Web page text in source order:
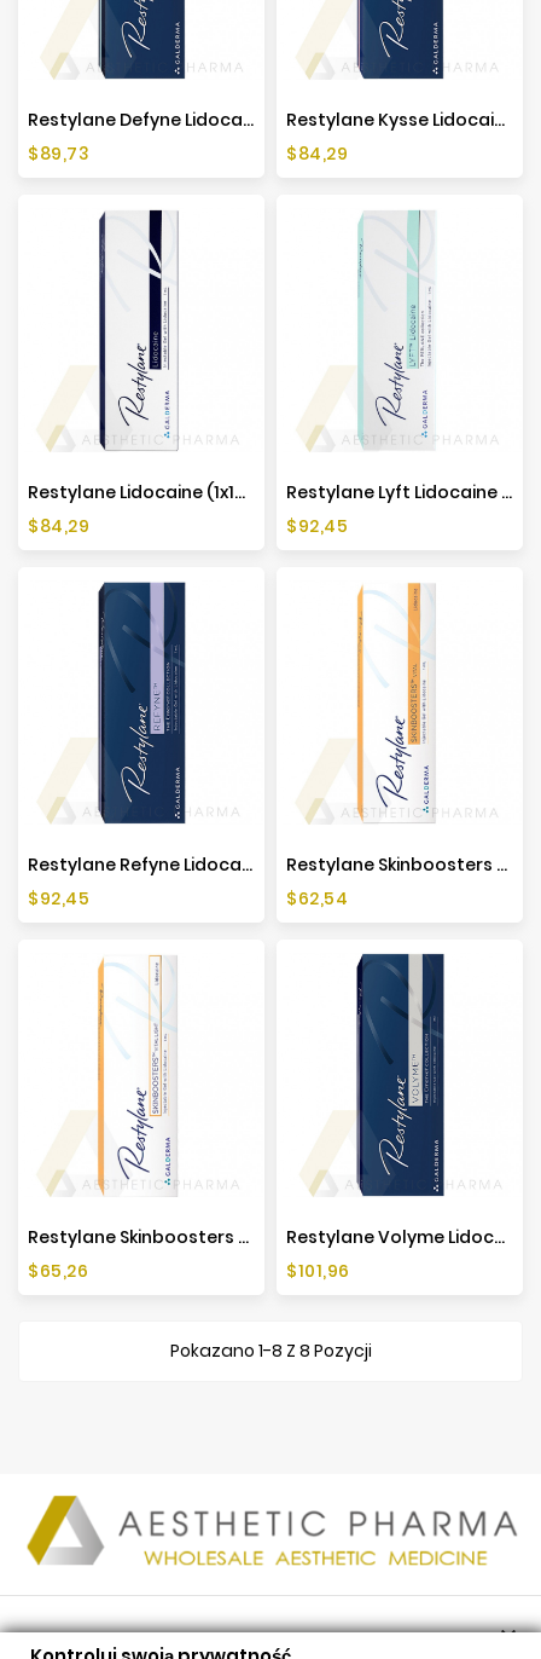
Restylane Defyne Lidocaine (1x1ml)
Cena
$89,73
Restylane Kysse Lidocaine (1x1ml)
Cena
$84,29
Restylane Lidocaine (1x1ml)
Cena
$84,29
Restylane Lyft Lidocaine (1x1ml)
Cena
$92,45
Restylane Refyne Lidocaine (1x1ml)
Cena
$92,45
Restylane Skinboosters Vital Lidocaine (1x1ml)
Cena
$62,54
Restylane Skinboosters Vital Light Lidocaine (1x1ml)
Cena
$65,26
Restylane Volyme Lidocaine (1x1ml)
Cena
$101,96
Pokazano 1-8 Z 8 Pozycji
PRODUKTY
